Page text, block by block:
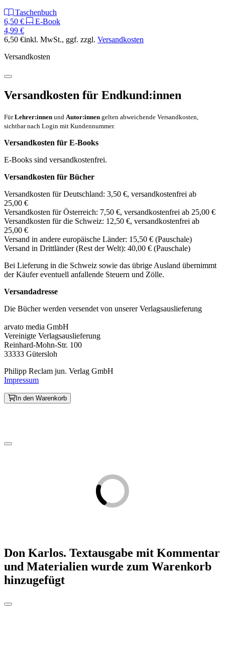
Taschenbuch
6,50 €
E-Book
4,99 €
6,50 €inkl. MwSt., ggf. zzgl. Versandkosten
Versandkosten
Versandkosten für Endkund:innen
FürLehrer:innen und Autor:innen gelten abweichende Versandkosten,
sichtbar nach Login mit Kundennummer.
Versandkosten für E-Books
E-Books sind versandkostenfrei.
Versandkosten für Bücher
Versandkosten für Deutschland: 3,50 €, versandkostenfrei ab
25,00 €
Versandkosten für Österreich: 7,50 €, versandkostenfrei ab 25,00 €
Versandkosten für die Schweiz: 12,50 €, versandkostenfrei ab
25,00 €
Versand in andere europäische Länder: 15,50 € (Pauschale)
Versand in Drittländer (Rest der Welt): 40,00 € (Pauschale)
Bei Lieferung in die Schweiz sowie das übrige Ausland übernimmt
der Käufer eventuell anfallende Steuern und Zölle.
Versandadresse
Die Bücher werden versendet von unserer Verlagsauslieferung
arvato media GmbH
Vereinigte Verlagsauslieferung
Reinhard-Mohn-Str. 100
33333 Gütersloh
Philipp Reclam jun. Verlag GmbH
Impressum
In den Warenkorb
Don Karlos. Textausgabe mit Kommentar
und Materialien wurde zum Warenkorb
hinzugefügt